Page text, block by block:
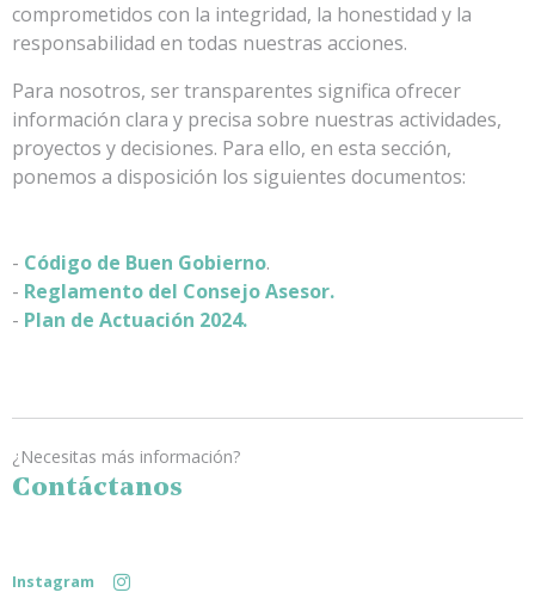
comprometidos con la integridad, la honestidad y la
responsabilidad en todas nuestras acciones.
Para nosotros, ser transparentes significa ofrecer
información clara y precisa sobre nuestras actividades,
proyectos y decisiones. Para ello, en esta sección,
ponemos a disposición los siguientes documentos:
- Código de Buen Gobierno.
- Reglamento del Consejo Asesor.
- Plan de Actuación 2024.
¿Necesitas más información?
Contáctanos
Instagram